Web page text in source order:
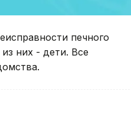
печного
них - дети. Все